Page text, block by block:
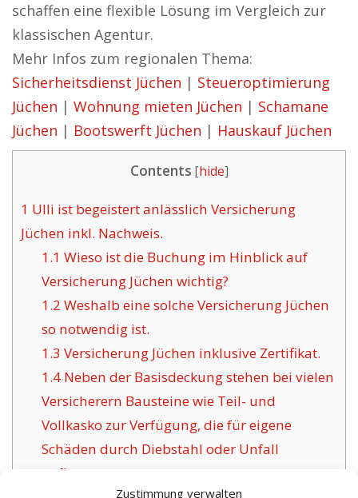
Zustimmung verwalten
schaffen eine flexible Lösung im Vergleich zur
klassischen Agentur.
Mehr Infos zum regionalen Thema:
Sicherheitsdienst Jüchen | Steueroptimierung
Jüchen | Wohnung mieten Jüchen | Schamane
Jüchen | Bootswerft Jüchen | Hauskauf Jüchen
Contents [hide]
1 Ulli ist begeistert anlässlich Versicherung
Jüchen inkl. Nachweis.
1.1 Wieso ist die Buchung im Hinblick auf
Versicherung Jüchen wichtig?
1.2 Weshalb eine solche Versicherung Jüchen
so notwendig ist.
1.3 Versicherung Jüchen inklusive Zertifikat.
1.4Neben der Basisdeckung stehen bei vielen
Versicherern Bausteine wie Teil- und
Vollkasko zur Verfügung, die für eigene
Schäden durch Diebstahl oder Unfall
aufkommen.